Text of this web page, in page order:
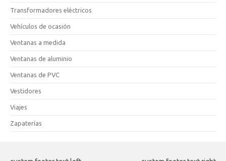
Transformadores eléctricos
Vehículos de ocasión
Ventanas a medida
Ventanas de aluminio
Ventanas de PVC
Vestidores
Viajes
Zapaterías